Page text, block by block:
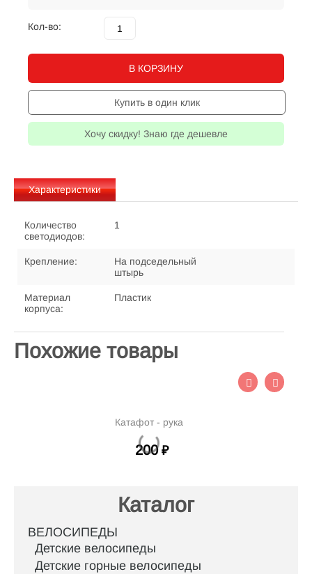
Кол-во:
В КОРЗИНУ
Купить в один клик
Хочу скидку! Знаю где дешевле
Характеристики
Количество
светодиодов:
1
Крепление:
На подседельный
штырь
Материал
корпуса:
Пластик
Похожие товары
Катафот - рука
200 ₽
Каталог
ВЕЛОСИПЕДЫ
Детские велосипеды
Детские горные велосипеды